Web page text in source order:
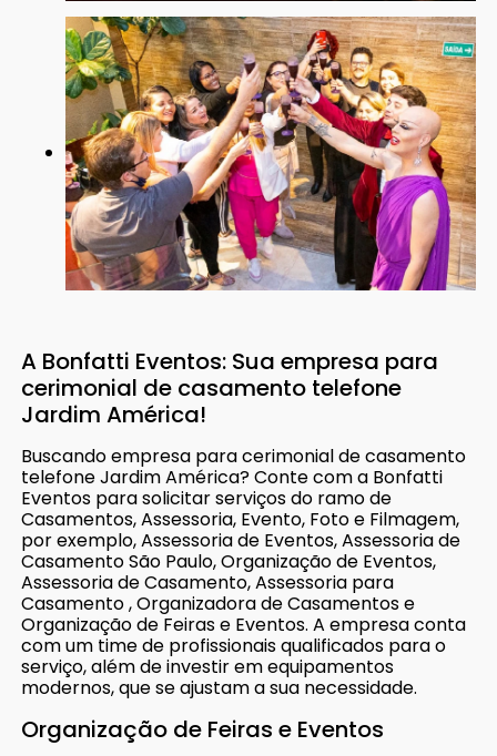
A Bonfatti Eventos: Sua empresa para
cerimonial de casamento telefone
Jardim América!
Buscando empresa para cerimonial de casamento
telefone Jardim América? Conte com a Bonfatti
Eventos para solicitar serviços do ramo de
Casamentos, Assessoria, Evento, Foto e Filmagem,
por exemplo, Assessoria de Eventos, Assessoria de
Casamento São Paulo, Organização de Eventos,
Assessoria de Casamento, Assessoria para
Casamento , Organizadora de Casamentos e
Organização de Feiras e Eventos. A empresa conta
com um time de profissionais qualificados para o
serviço, além de investir em equipamentos
modernos, que se ajustam a sua necessidade.
Organização de Feiras e Eventos